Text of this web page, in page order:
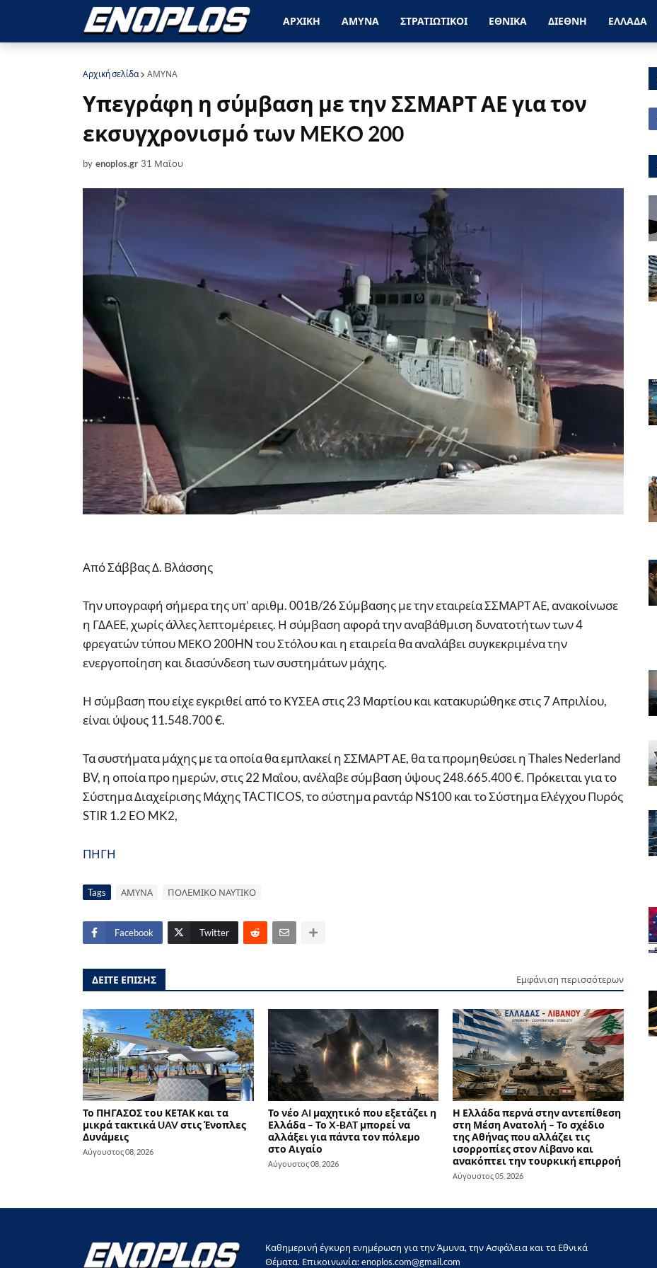
ΑΡΧΙΚΗ ΑΜΥΝΑ ΣΤΡΑΤΙΩΤΙΚΟΙ ΕΘΝΙΚΑ ΔΙΕΘΝΗ ΕΛΛΑΔΑ
Αρχική σελίδα ΑΜΥΝΑ
Υπεγράφη η σύμβαση με την ΣΣΜΑΡΤ ΑΕ για τον
εκσυγχρονισμό των MEKO 200
by enoplos.gr 31 Μαΐου
Από Σάββας Δ. Βλάσσης
Την υπογραφή σήμερα της υπ’ αριθμ. 001Β/26 Σύμβασης με την εταιρεία ΣΣΜΑΡΤ ΑΕ, ανακοίνωσε
η ΓΔΑΕΕ, χωρίς άλλες λεπτομέρειες. Η σύμβαση αφορά την αναβάθμιση δυνατοτήτων των 4
φρεγατών τύπου ΜΕΚΟ 200HN του Στόλου και η εταιρεία θα αναλάβει συγκεκριμένα την
ενεργοποίηση και διασύνδεση των συστημάτων μάχης.
Η σύμβαση που είχε εγκριθεί από το ΚΥΣΕΑ στις 23 Μαρτίου και κατακυρώθηκε στις 7 Απριλίου,
είναι ύψους 11.548.700 €.
Τα συστήματα μάχης με τα οποία θα εμπλακεί η ΣΣΜΑΡΤ ΑΕ, θα τα προμηθεύσει η Thales Nederland
BV, η οποία προ ημερών, στις 22 Μαΐου, ανέλαβε σύμβαση ύψους 248.665.400 €. Πρόκειται για το
Σύστημα Διαχείρισης Μάχης TACTICOS, το σύστημα ραντάρ NS100 και το Σύστημα Ελέγχου Πυρός
STIR 1.2 EO MK2,
ΠΗΓΗ
Tags ΑΜΥΝΑ ΠΟΛΕΜΙΚΟ ΝΑΥΤΙΚΟ
Facebook Twitter
ΔΕΙΤΕ ΕΠΙΣΗΣ Εμφάνιση περισσότερων
Το ΠΗΓΑΣΟΣ του ΚΕΤΑΚ και τα
μικρά τακτικά UAV στις Ένοπλες
Δυνάμεις
Αύγουστος 08, 2026
Το νέο AI μαχητικό που εξετάζει η
Ελλάδα – Το X-BAT μπορεί να
αλλάξει για πάντα τον πόλεμο
στο Αιγαίο
Αύγουστος 08, 2026
Η Ελλάδα περνά στην αντεπίθεση
στη Μέση Ανατολή – Το σχέδιο
της Αθήνας που αλλάζει τις
ισορροπίες στον Λίβανο και
ανακόπτει την τουρκική επιρροή
Αύγουστος 05, 2026
Καθημερινή έγκυρη ενημέρωση για την Άμυνα, την Ασφάλεια και τα Εθνικά
Θέματα. Επικοινωνία: enoplos.com@gmail.com